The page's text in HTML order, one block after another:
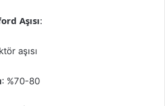
Aşısı:
aşısı
: %70-80